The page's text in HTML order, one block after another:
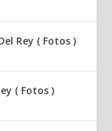
Rey ( Fotos )
( Fotos )